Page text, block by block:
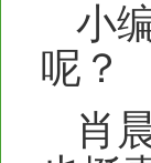
小
呢？
肖